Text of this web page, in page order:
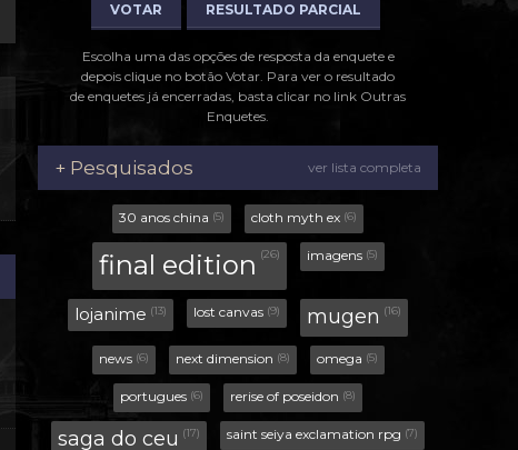
VOTAR RESULTADO PARCIAL
Escolha uma das opções de resposta da enquete e
depois clique no botão Votar. Para ver o resultado
de enquetes já encerradas, basta clicar no link Outras
Enquetes.
+ Pesquisados ver lista completa